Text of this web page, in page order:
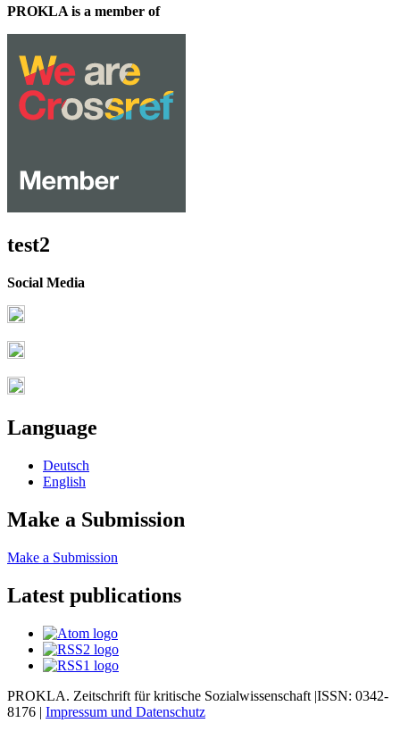
PROKLA is a member of
test2
Social Media
Language
Deutsch
English
Make a Submission
Make a Submission
Latest publications
PROKLA. Zeitschrift für kritische Sozialwissenschaft |ISSN: 0342-
8176 | Impressum und Datenschutz